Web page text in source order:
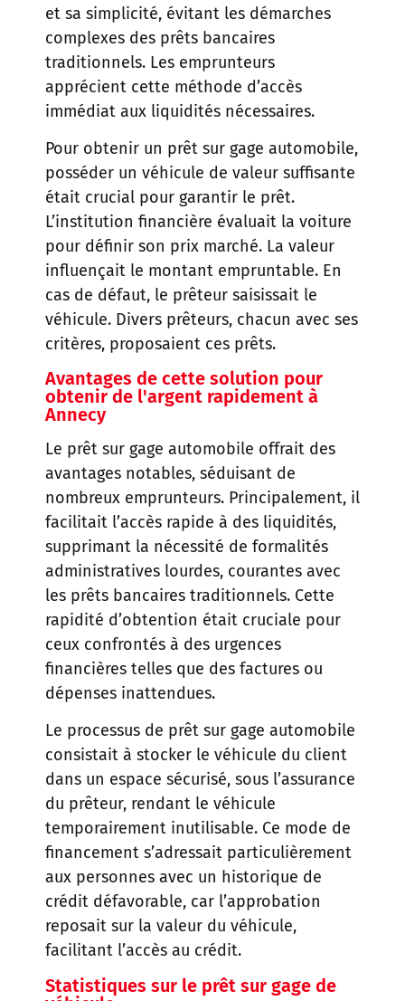
et sa simplicité, évitant les démarches
complexes des prêts bancaires
traditionnels. Les emprunteurs
apprécient cette méthode d’accès
immédiat aux liquidités nécessaires.
Pour obtenir un prêt sur gage automobile,
posséder un véhicule de valeur suffisante
était crucial pour garantir le prêt.
L’institution financière évaluait la voiture
pour définir son prix marché. La valeur
influençait le montant empruntable. En
cas de défaut, le prêteur saisissait le
véhicule. Divers prêteurs, chacun avec ses
critères, proposaient ces prêts.
Avantages de cette solution pour
obtenir de l'argent rapidement à
Annecy
Le prêt sur gage automobile offrait des
avantages notables, séduisant de
nombreux emprunteurs. Principalement, il
facilitait l’accès rapide à des liquidités,
supprimant la nécessité de formalités
administratives lourdes, courantes avec
les prêts bancaires traditionnels. Cette
rapidité d’obtention était cruciale pour
ceux confrontés à des urgences
financières telles que des factures ou
dépenses inattendues.
Le processus de prêt sur gage automobile
consistait à stocker le véhicule du client
dans un espace sécurisé, sous l’assurance
du prêteur, rendant le véhicule
temporairement inutilisable. Ce mode de
financement s’adressait particulièrement
aux personnes avec un historique de
crédit défavorable, car l’approbation
reposait sur la valeur du véhicule,
facilitant l’accès au crédit.
Statistiques sur le prêt sur gage de